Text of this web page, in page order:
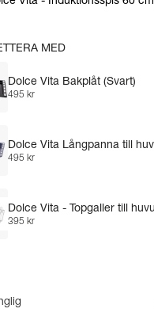
MED
Dolce Vita Bakplåt (Svart)
495 kr
Dolce Vita Långpanna till
495 kr
Dolce Vita - Topgaller till
395 kr